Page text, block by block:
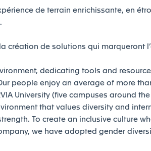
de terrain enrichissante, en
création de solutions qui marqueront
dedicating tools and
people enjoy an average of more
University (five campuses around
that values diversity and
To create an inclusive culture
we have adopted gender